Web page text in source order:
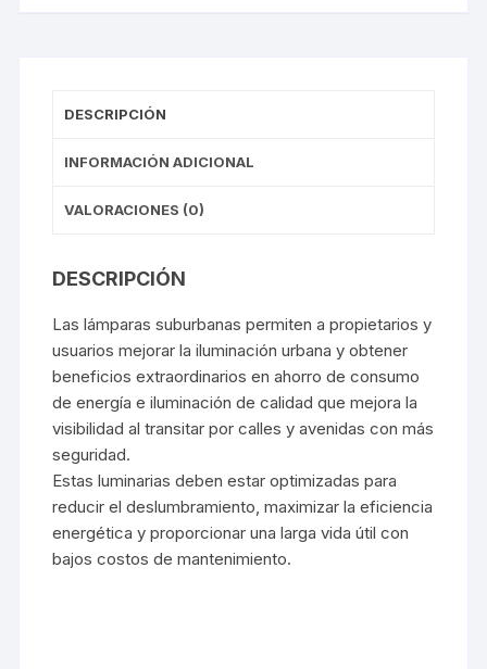
DESCRIPCIÓN
INFORMACIÓN ADICIONAL
VALORACIONES (0)
DESCRIPCIÓN
Las lámparas suburbanas permiten a propietarios y
usuarios mejorar la iluminación urbana y obtener
beneficios extraordinarios en ahorro de consumo
de energía e iluminación de calidad que mejora la
visibilidad al transitar por calles y avenidas con más
seguridad.
Estas luminarias deben estar optimizadas para
reducir el deslumbramiento, maximizar la eficiencia
energética y proporcionar una larga vida útil con
bajos costos de mantenimiento.